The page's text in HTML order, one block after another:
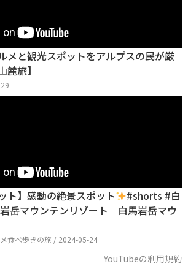
メと観光スポットをアルプスの民が厳
旅】
ト】感動の絶景スポット
#shorts #白
マウンテンリゾート 白馬岩岳マウ
食べ歩きの旅 / 2024-05-24
YouTubeの利用規約